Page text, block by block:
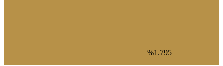
1.795%